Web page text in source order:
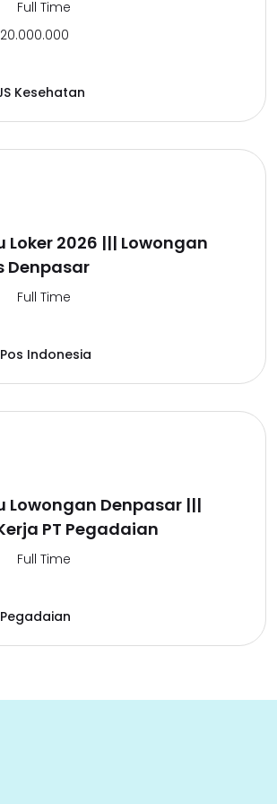
Full Time
Kesehatan
Loker 2026 ||| Lowongan
Denpasar
Full Time
Pos Indonesia
Lowongan Denpasar |||
PT Pegadaian
Full Time
Pegadaian